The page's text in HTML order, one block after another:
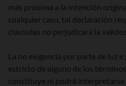
más próxima a la intención
cualquier caso, tal declaración
cláusulas no perjudicará la
La no exigencia por parte de luz
estricto de alguno de los
constituye ni podrá interpretarse